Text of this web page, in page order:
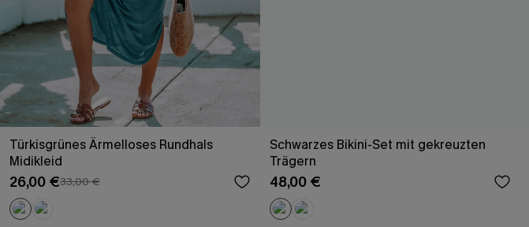
Türkisgrünes Ärmelloses Rundhals
Midikleid
26,00 €33,00 €
Schwarzes Bikini-Set mit gekreuzten
Trägern
48,00 €